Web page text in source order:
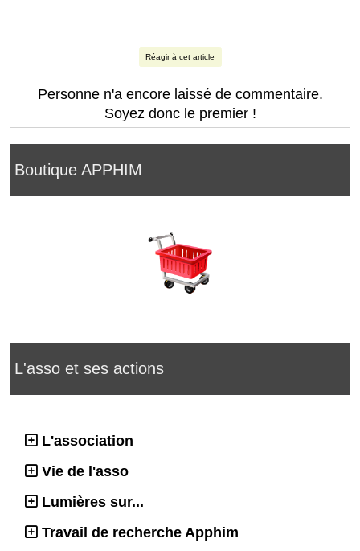
Boutique APPHIM
L'asso et ses actions
L'association
Vie de l'asso
Lumières sur...
Travail de recherche Apphim
Réagir à cet article
Personne n'a encore laissé de commentaire.
Soyez donc le premier !